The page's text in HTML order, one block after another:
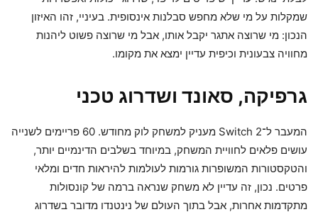
שמקלות על מי שלא מחפש סבלנות אינסופית. בעיניי, זהו האיזון
הנכון: מי שרוצה אתגר יקבל אותו, אבל מי שרוצה פשוט ליהנות
מחוויה צבעונית וכיפית עדיין ימצא את מקומו.
גרפיקה, סאונד ושדרוג טכני
המעבר ל־Switch 2 מעניק למשחק לוק מחודש. 60 פריימים לשנייה
עושים פלאים לחוויית המשחק, במיוחד בשלבים הדינמיים יותר,
והטקסטורות המשופרות גורמות לעולמות להיראות חדים ומלאי
פרטים. נכון, זה עדיין לא משחק שנראה ברמה של קונסולות
מתקדמות אחרות, אבל בתוך העולם של נינטנדו מדובר בשדרוג